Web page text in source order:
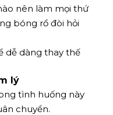
nên làm mọi thứ
bóng rổ đòi hỏi
dễ dàng thay thế
lý
tình huống này
chuyển.